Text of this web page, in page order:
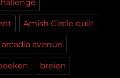
Amish Circle quilt
arcadia avenue
breien